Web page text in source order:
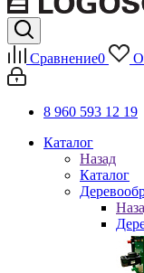
Сравнение0
8 960 593 12 19
Каталог
Назад
Каталог